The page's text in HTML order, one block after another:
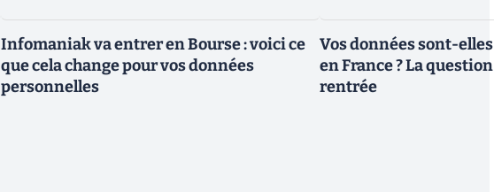
Infomaniak va entrer en Bourse : voici ce
que cela change pour vos données
personnelles
Vos données sont-
en France ? La
rentrée